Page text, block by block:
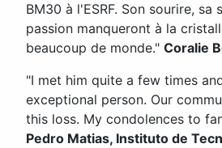
BM30 à l'ESRF. Son sourire, sa
passion manqueront à la
beaucoup de monde." Coralie
"I met him quite a few times
exceptional person. Our
this loss. My condolences to
Pedro Matias, Instituto de